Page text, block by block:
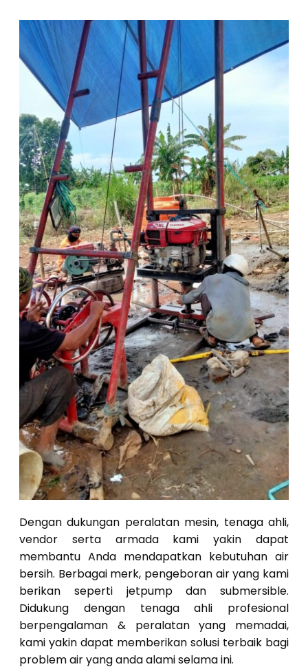
Dengan dukungan peralatan mesin, tenaga ahli,
vendor serta armada kami yakin dapat
membantu Anda mendapatkan kebutuhan air
bersih. Berbagai merk, pengeboran air yang kami
berikan seperti jetpump dan submersible.
Didukung dengan tenaga ahli profesional
berpengalaman & peralatan yang memadai,
kami yakin dapat memberikan solusi terbaik bagi
problem air yang anda alami selama ini.